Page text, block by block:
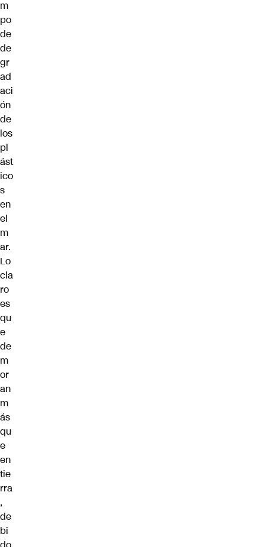
m
po
de
de
gr
ad
aci
ón
de
los
pl
ást
ico
s
en
el
m
ar.
Lo
cla
ro
es
qu
e
de
m
or
an
m
ás
qu
e
en
tie
rra
,
de
bi